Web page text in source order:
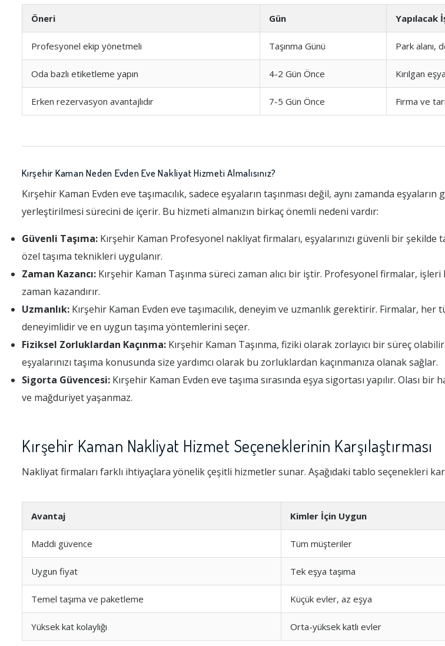
Öneri Gün Yapılacak
Profesyonel ekip yönetmeli Taşınma Günü Park alanı,
Oda bazlı etiketleme yapın 4-2 Gün Önce Kırılgan
Erken rezervasyon avantajlıdır 7-5 Gün Önce Firma ve
Kırşehir Kaman Neden Evden Eve Nakliyat Hizmeti Almalısınız?
Kırşehir Kaman Evden eve taşımacılık, sadece eşyaların taşınması değil, aynı zamanda
yerleştirilmesi sürecini de içerir. Bu hizmeti almanızın birkaç önemli nedeni vardır:
Güvenli Taşıma: Kırşehir Kaman Profesyonel nakliyat firmaları, eşyalarınızı güvenli bir şekilde
özel taşıma teknikleri uygulanır.
Zaman Kazancı: Kırşehir Kaman Taşınma süreci zaman alıcı bir iştir. Profesyonel firmalar,
zaman kazandırır.
Uzmanlık: Kırşehir Kaman Evden eve taşımacılık, deneyim ve uzmanlık gerektirir. Firmalar, her
deneyimlidir ve en uygun taşıma yöntemlerini seçer.
Fiziksel Zorluklardan Kaçınma: Kırşehir Kaman Taşınma, fiziki olarak zorlayıcı bir süreç
eşyalarınızı taşıma konusunda size yardımcı olarak bu zorluklardan kaçınmanıza olanak sağlar.
Sigorta Güvencesi: Kırşehir Kaman Evden eve taşıma sırasında eşya sigortası yapılır. Olası
ve mağduriyet yaşanmaz.
Kırşehir Kaman Nakliyat Hizmet Seçeneklerinin Karşılaştırması
Nakliyat firmaları farklı ihtiyaçlara yönelik çeşitli hizmetler sunar. Aşağıdaki tablo seçenekleri
Avantaj Kimler İçin Uygun
Maddi güvence Tüm müşteriler
Uygun fiyat Tek eşya taşıma
Temel taşıma ve paketleme Küçük evler, az eşya
Yüksek kat kolaylığı Orta-yüksek katlı evler